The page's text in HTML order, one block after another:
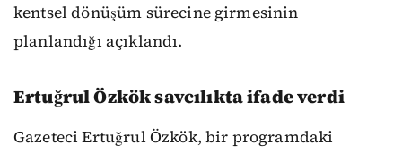
kentsel dönüşüm sürecine girmesinin
planlandığı açıklandı.
Ertuğrul Özkök savcılıkta ifade verdi
Gazeteci Ertuğrul Özkök, bir programdaki